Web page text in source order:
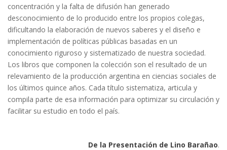
concentración y la falta de difusión han generado
desconocimiento de lo producido entre los propios colegas,
dificultando la elaboración de nuevos saberes y el diseño e
implementación de políticas públicas basadas en un
conocimiento riguroso y sistematizado de nuestra sociedad.
Los libros que componen la colección son el resultado de un
relevamiento de la producción argentina en ciencias sociales de
los últimos quince años. Cada título sistematiza, articula y
compila parte de esa información para optimizar su circulación y
facilitar su estudio en todo el país.
De la Presentación de Lino Barañao.